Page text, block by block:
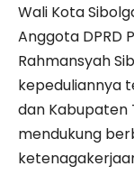
Wali Kota
Anggota DPRD
Rahmansyah
kepeduliannya
dan Kabupaten
mendukung